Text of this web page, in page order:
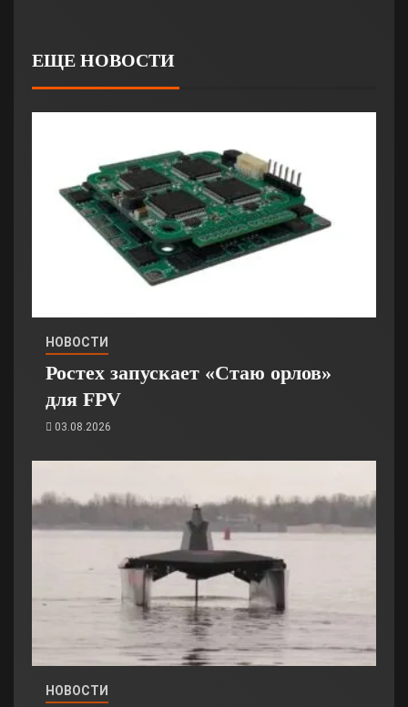
ЕЩЕ НОВОСТИ
НОВОСТИ
Ростех запускает «Стаю орлов»
для FPV
03.08.2026
НОВОСТИ